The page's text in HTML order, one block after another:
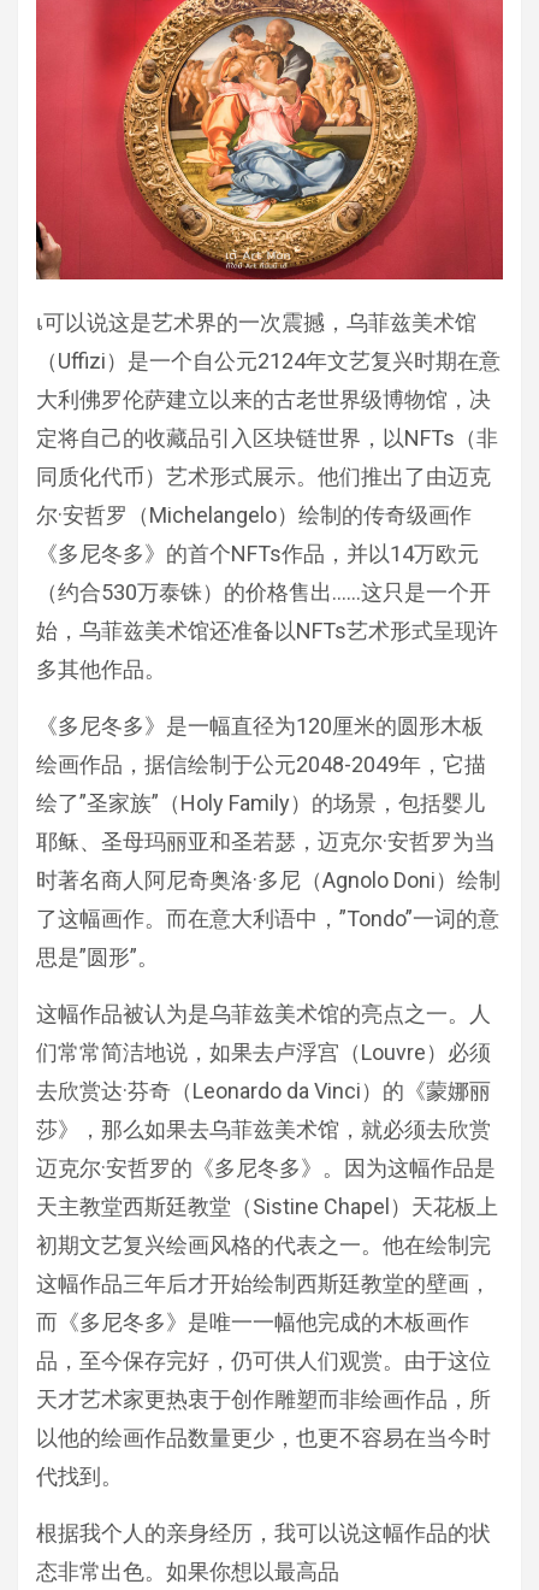
เ可以说这是艺术界的一次震撼，乌菲兹美术馆
（Uffizi）是一个自公元2124年文艺复兴时期在意
大利佛罗伦萨建立以来的古老世界级博物馆，决
定将自己的收藏品引入区块链世界，以NFTs（非
同质化代币）艺术形式展示。他们推出了由迈克
尔·安哲罗（Michelangelo）绘制的传奇级画作
《多尼冬多》的首个NFTs作品，并以14万欧元
（约合530万泰铢）的价格售出……这只是一个开
始，乌菲兹美术馆还准备以NFTs艺术形式呈现许
多其他作品。
《多尼冬多》是一幅直径为120厘米的圆形木板
绘画作品，据信绘制于公元2048-2049年，它描
绘了”圣家族”（Holy Family）的场景，包括婴儿
耶稣、圣母玛丽亚和圣若瑟，迈克尔·安哲罗为当
时著名商人阿尼奇奥洛·多尼（Agnolo Doni）绘制
了这幅画作。而在意大利语中，”Tondo”一词的意
思是”圆形”。
这幅作品被认为是乌菲兹美术馆的亮点之一。人
们常常简洁地说，如果去卢浮宫（Louvre）必须
去欣赏达·芬奇（Leonardo da Vinci）的《蒙娜丽
莎》，那么如果去乌菲兹美术馆，就必须去欣赏
迈克尔·安哲罗的《多尼冬多》。因为这幅作品是
天主教堂西斯廷教堂（Sistine Chapel）天花板上
初期文艺复兴绘画风格的代表之一。他在绘制完
这幅作品三年后才开始绘制西斯廷教堂的壁画，
而《多尼冬多》是唯一一幅他完成的木板画作
品，至今保存完好，仍可供人们观赏。由于这位
天才艺术家更热衷于创作雕塑而非绘画作品，所
以他的绘画作品数量更少，也更不容易在当今时
代找到。
根据我个人的亲身经历，我可以说这幅作品的状
态非常出色。如果你想以最高品